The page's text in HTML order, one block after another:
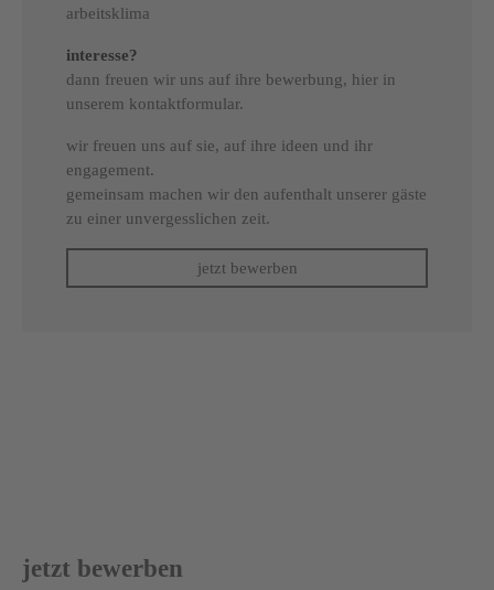
arbeitsklima
interesse?
dann freuen wir uns auf ihre bewerbung, hier in
unserem kontaktformular.
wir freuen uns auf sie, auf ihre ideen und ihr
engagement.
gemeinsam machen wir den aufenthalt unserer gäste
zu einer unvergesslichen zeit.
jetzt bewerben
jetzt bewerben